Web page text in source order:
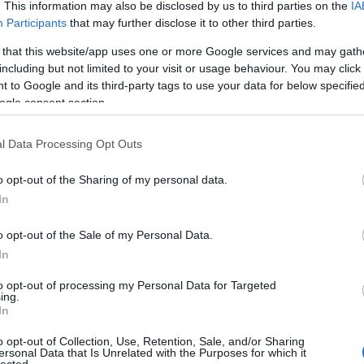
This information may also be disclosed by us to third parties on the
Participants that may further disclose it to other third parties.
that this website/app uses one or more Google services and may
but not limited to your visit or usage behaviour. You may
to Google and its third-party tags to use your data for below
consent section.
Data Processing Opt Outs
opt-out of the Sharing of my personal data.
opt-out of the Sale of my Personal Data.
opt-out of processing my Personal Data for Targeted
opt-out of Collection, Use, Retention, Sale, and/or Sharing
Data that Is Unrelated with the Purposes for which it
Szólj hozzá!
koncert kiadvány
birmingham
setlist sacd black celebration fly on the windscreen a
celebration tour rico conning new town mix live remix
black tulip mix
összeáll - táncos mix
limitált 12 inchesén az A oldal első dala a
A Question of Time (New Town Mix), Black
(Black Tulip Mix)). Rico Daniel Miller-rel rakta